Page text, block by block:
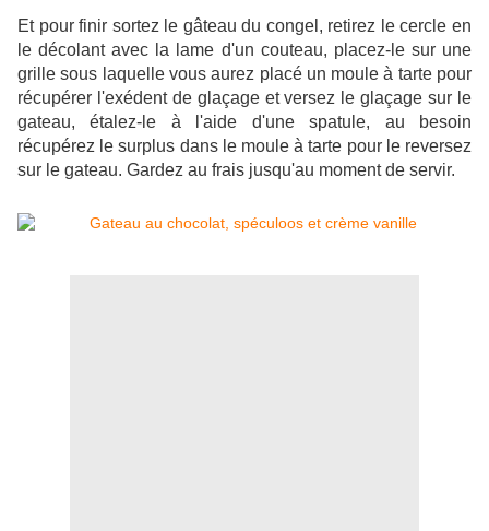
Et pour finir sortez le gâteau du congel, retirez le cercle en
le décolant avec la lame d'un couteau, placez-le sur une
grille sous laquelle vous aurez placé un moule à tarte pour
récupérer l'exédent de glaçage et versez le glaçage sur le
gateau, étalez-le à l'aide d'une spatule, au besoin
récupérez le surplus dans le moule à tarte pour le reversez
sur le gateau. Gardez au frais jusqu'au moment de servir.